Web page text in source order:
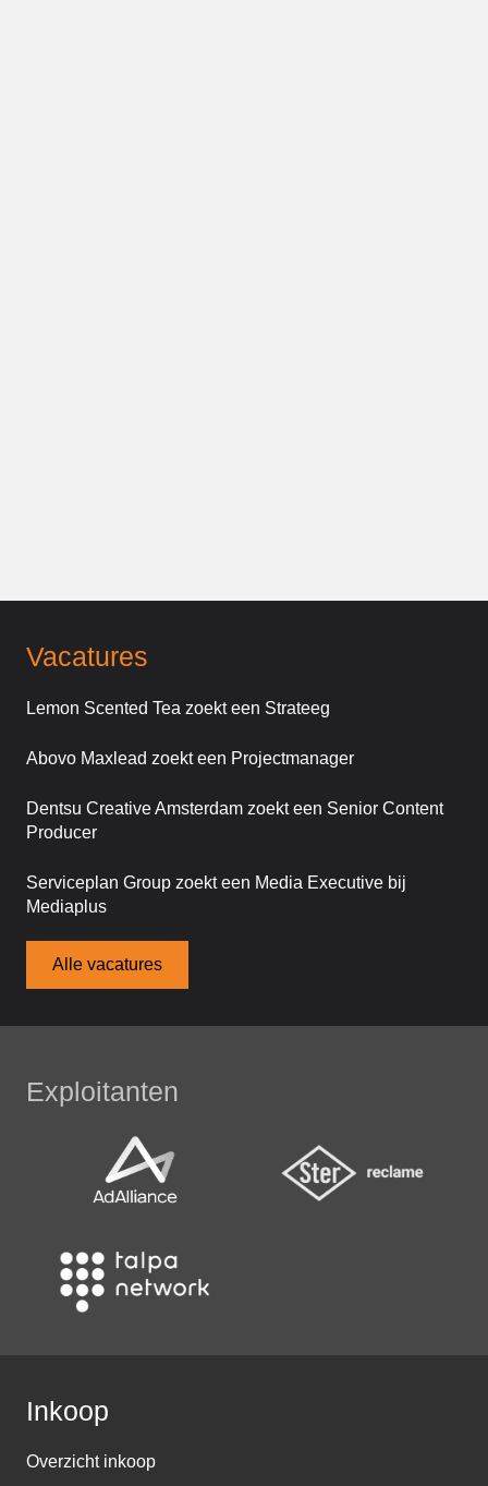
Vacatures
Lemon Scented Tea zoekt een Strateeg
Abovo Maxlead zoekt een Projectmanager
Dentsu Creative Amsterdam zoekt een Senior Content
Producer
Serviceplan Group zoekt een Media Executive bij
Mediaplus
Alle vacatures
Exploitanten
Inkoop
Overzicht inkoop